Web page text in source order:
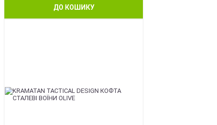
ДО КОШИКУ